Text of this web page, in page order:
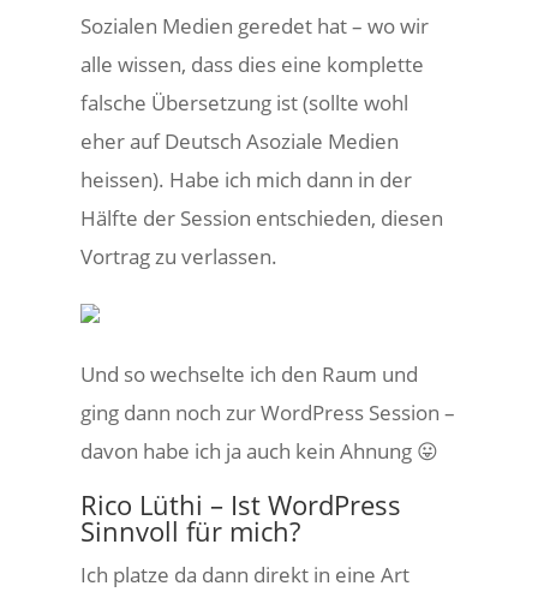
Sozialen Medien geredet hat – wo wir
alle wissen, dass dies eine komplette
falsche Übersetzung ist (sollte wohl
eher auf Deutsch Asoziale Medien
heissen). Habe ich mich dann in der
Hälfte der Session entschieden, diesen
Vortrag zu verlassen.
Und so wechselte ich den Raum und
ging dann noch zur WordPress Session –
davon habe ich ja auch kein Ahnung 😛
Rico Lüthi – Ist WordPress
Sinnvoll für mich?
Ich platze da dann direkt in eine Art